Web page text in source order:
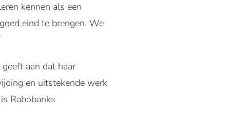
kennen als een
eind te brengen. We
aan dat haar
en uitstekende werk
Rabobanks